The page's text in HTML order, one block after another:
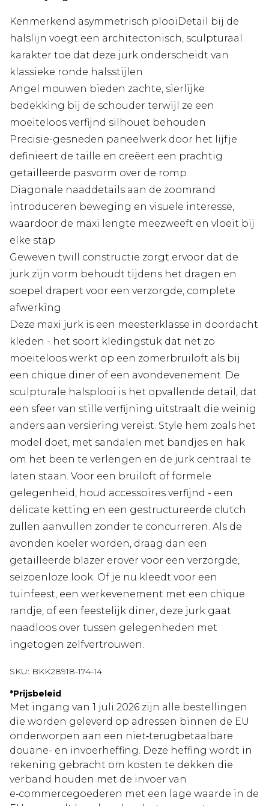
Kenmerkend asymmetrisch plooiDetail bij de
halslijn voegt een architectonisch, sculpturaal
karakter toe dat deze jurk onderscheidt van
klassieke ronde halsstijlen
Angel mouwen bieden zachte, sierlijke
bedekking bij de schouder terwijl ze een
moeiteloos verfijnd silhouet behouden
Precisie-gesneden paneelwerk door het lijfje
definieert de taille en creëert een prachtig
getailleerde pasvorm over de romp
Diagonale naaddetails aan de zoomrand
introduceren beweging en visuele interesse,
waardoor de maxi lengte meezweeft en vloeit bij
elke stap
Geweven twill constructie zorgt ervoor dat de
jurk zijn vorm behoudt tijdens het dragen en
soepel drapert voor een verzorgde, complete
afwerking
Deze maxi jurk is een meesterklasse in doordacht
kleden - het soort kledingstuk dat net zo
moeiteloos werkt op een zomerbruiloft als bij
een chique diner of een avondevenement. De
sculpturale halsplooi is het opvallende detail, dat
een sfeer van stille verfijning uitstraalt die weinig
anders aan versiering vereist. Style hem zoals het
model doet, met sandalen met bandjes en hak
om het been te verlengen en de jurk centraal te
laten staan. Voor een bruiloft of formele
gelegenheid, houd accessoires verfijnd - een
delicate ketting en een gestructureerde clutch
zullen aanvullen zonder te concurreren. Als de
avonden koeler worden, draag dan een
getailleerde blazer erover voor een verzorgde,
seizoenloze look. Of je nu kleedt voor een
tuinfeest, een werkevenement met een chique
randje, of een feestelijk diner, deze jurk gaat
naadloos over tussen gelegenheden met
ingetogen zelfvertrouwen.
SKU: BKK28918-174-14
*Prijsbeleid
Met ingang van 1 juli 2026 zijn alle bestellingen
die worden geleverd op adressen binnen de EU
onderworpen aan een niet‑terugbetaalbare
douane- en invoerheffing. Deze heffing wordt in
rekening gebracht om kosten te dekken die
verband houden met de invoer van
e‑commercegoederen met een lage waarde in de